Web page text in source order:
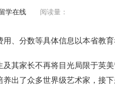
学在线 阅读量：
、分数等具体信息以本省教
其家长不再将目光局限于英
出了众多世界级艺术家，接